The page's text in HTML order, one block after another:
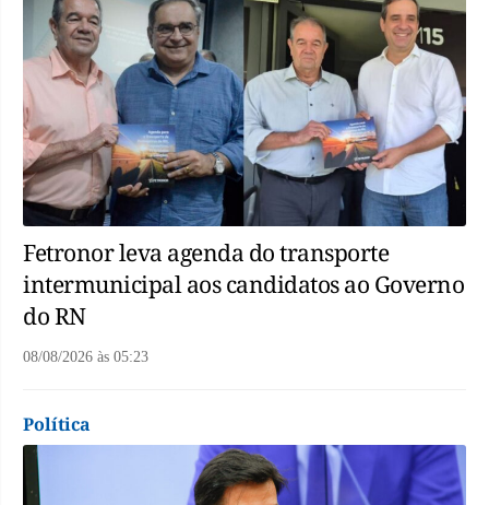
Fetronor leva agenda do transporte
intermunicipal aos candidatos ao Governo
do RN
08/08/2026 às 05:23
Política